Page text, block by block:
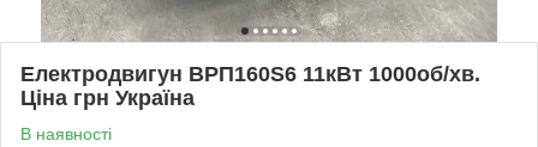
Електродвигун ВРП160Ѕ6 11кВт 1000об/хв.
Ціна грн Україна
В наявності